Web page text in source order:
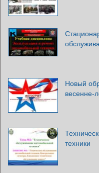
Новый
весенне-
техники